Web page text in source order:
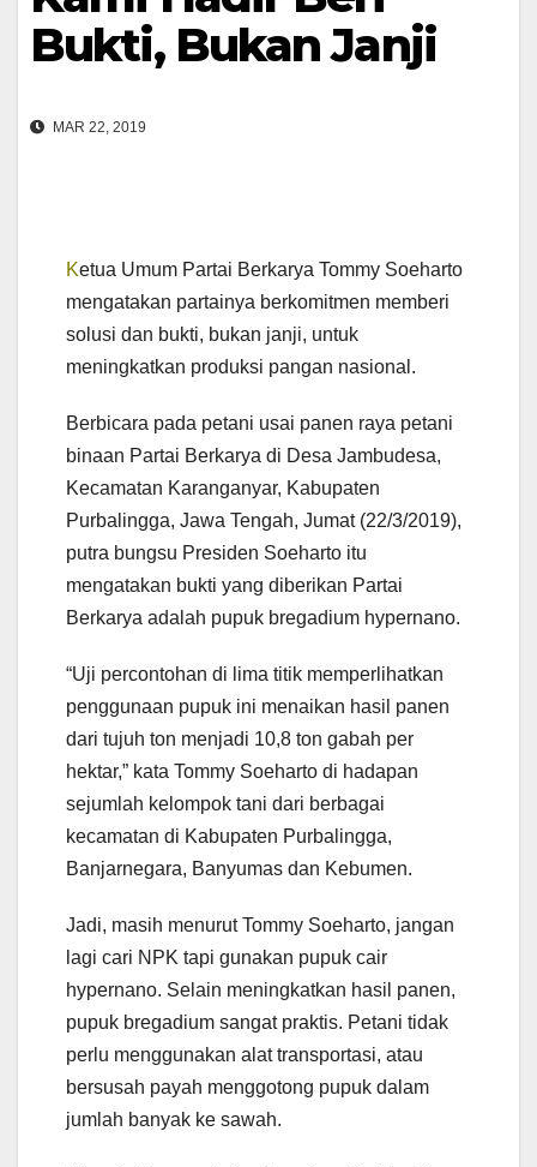
Bukti, Bukan Janji
MAR 22, 2019
Ketua Umum Partai Berkarya Tommy Soeharto
mengatakan partainya berkomitmen memberi
solusi dan bukti, bukan janji, untuk
meningkatkan produksi pangan nasional.
Berbicara pada petani usai panen raya petani
binaan Partai Berkarya di Desa Jambudesa,
Kecamatan Karanganyar, Kabupaten
Purbalingga, Jawa Tengah, Jumat (22/3/2019),
putra bungsu Presiden Soeharto itu
mengatakan bukti yang diberikan Partai
Berkarya adalah pupuk bregadium hypernano.
“Uji percontohan di lima titik memperlihatkan
penggunaan pupuk ini menaikan hasil panen
dari tujuh ton menjadi 10,8 ton gabah per
hektar,” kata Tommy Soeharto di hadapan
sejumlah kelompok tani dari berbagai
kecamatan di Kabupaten Purbalingga,
Banjarnegara, Banyumas dan Kebumen.
Jadi, masih menurut Tommy Soeharto, jangan
lagi cari NPK tapi gunakan pupuk cair
hypernano. Selain meningkatkan hasil panen,
pupuk bregadium sangat praktis. Petani tidak
perlu menggunakan alat transportasi, atau
bersusah payah menggotong pupuk dalam
jumlah banyak ke sawah.